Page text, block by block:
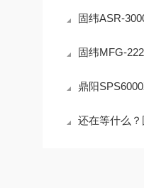
固纬ASR-3000系列 ASR-3200/3300/
固纬MFG-2220HM信号发生器 4.3“
鼎阳SPS6000X 系列宽范围可编
还在等什么？固纬GPT-9803安